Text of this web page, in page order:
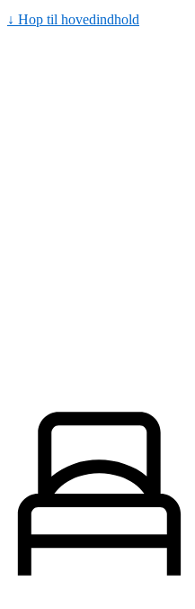
↓ Hop til hovedindhold